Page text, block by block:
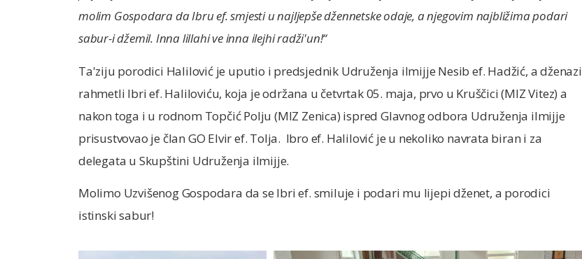
molim Gospodara da Ibru ef. smjesti u najljepše džennetske odaje, a njegovim najbližima podari
sabur-i džemil. Inna lillahi ve inna ilejhi radži'un!“
Ta'ziju porodici Halilović je uputio i predsjednik Udruženja ilmijje Nesib ef. Hadžić, a dženazi
rahmetli Ibri ef. Haliloviću, koja je održana u četvrtak 05. maja, prvo u Kruščici (MIZ Vitez) a
nakon toga i u rodnom Topčić Polju (MIZ Zenica) ispred Glavnog odbora Udruženja ilmijje
prisustvovao je član GO Elvir ef. Tolja. Ibro ef. Halilović je u nekoliko navrata biran i za
delegata u Skupštini Udruženja ilmijje.
Molimo Uzvišenog Gospodara da se Ibri ef. smiluje i podari mu lijepi dženet, a porodici
istinski sabur!